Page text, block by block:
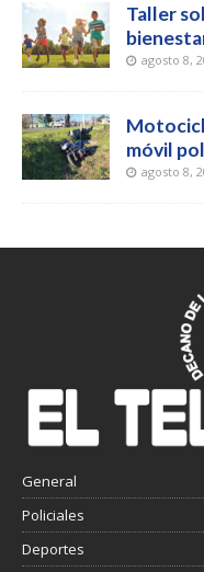
Taller
agosto 8,
móvil
agosto 8,
General
Policiales
Deportes